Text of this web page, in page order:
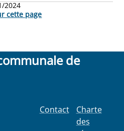
2024
cette page
de
Contact
Charte
des